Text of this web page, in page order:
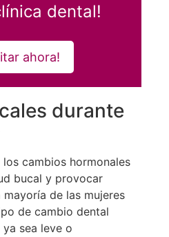
dental!
ahora!
durante
cambios hormonales
bucal y provocar
de las mujeres
de cambio dental
sea leve o